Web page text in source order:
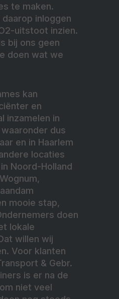
te maken.
inloggen
uitstoot inzien.
bij ons geen
doen wat we
kan
en
inzamelen in
dus
en in Haarlem
locaties
in Noord-Holland
mooie stap,
doen
lokale
willen wij
Voor klanten
& Gebr.
is er na de
niet veel